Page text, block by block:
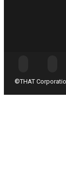
©THAT